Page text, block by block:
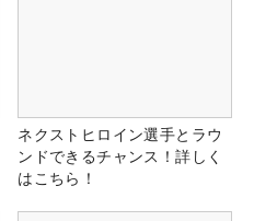
ネクストヒロイン選手とラウ
ンドできるチャンス！詳しく
はこちら！